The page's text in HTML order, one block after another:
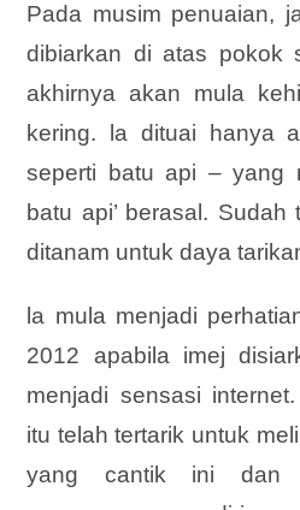
Pada musim penuaian,
dibiarkan di atas pokok
akhirnya akan mula
kering. la dituai hanya
seperti batu api – yang
batu api’ berasal.
ditanam untuk daya
la mula menjadi
2012 apabila imej
menjadi sensasi
itu telah tertarik untuk
yang cantik ini dan